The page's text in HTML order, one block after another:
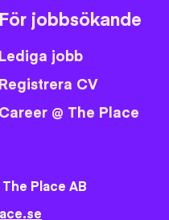
För jobbsökande
Lediga jobb
Registrera CV
Career @ The Place
Place AB